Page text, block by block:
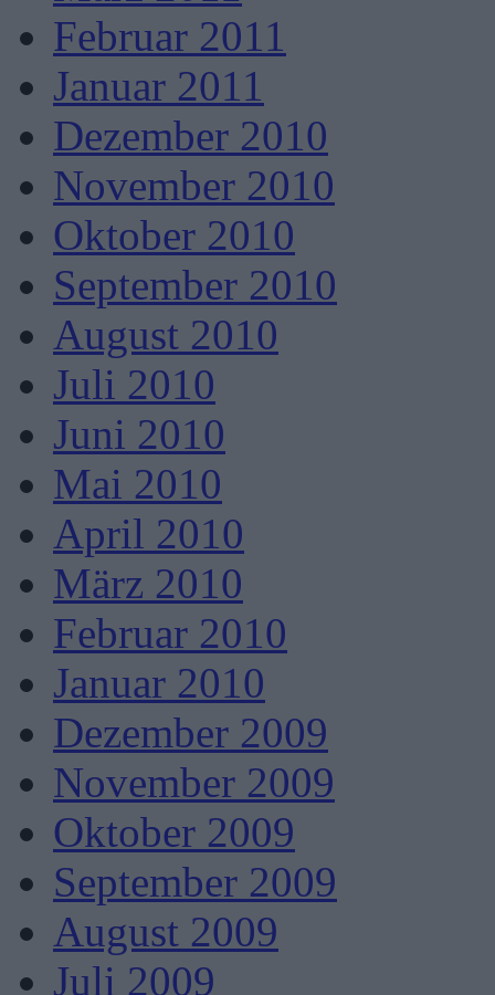
Februar 2011
Januar 2011
Dezember 2010
November 2010
Oktober 2010
September 2010
August 2010
Juli 2010
Juni 2010
Mai 2010
April 2010
März 2010
Februar 2010
Januar 2010
Dezember 2009
November 2009
Oktober 2009
September 2009
August 2009
Juli 2009